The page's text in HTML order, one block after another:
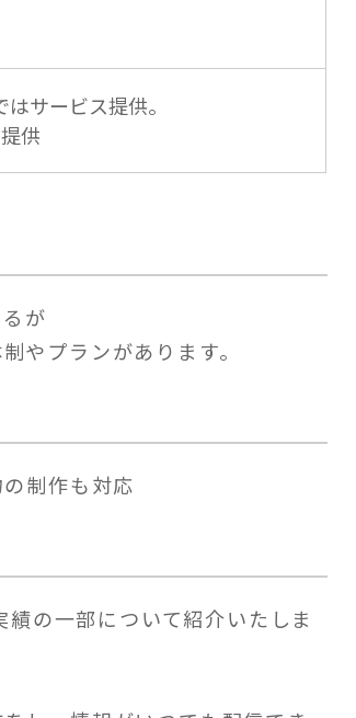
サービス提供。
供
が
やプランがあります。
制作も対応
の一部について紹介いたしま